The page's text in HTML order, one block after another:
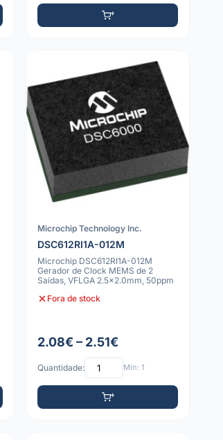
Microchip Technology Inc.
DSC612RI1A-012M
Microchip DSC612RI1A-012M
Gerador de Clock MEMS de 2
Saídas, VFLGA 2.5x2.0mm, 50ppm
Fora de stock
2.08€ – 2.51€
Quantidade: Mín: 1